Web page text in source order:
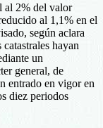
al 2% del valor
al 1,1% en el
según aclara
hayan
un
general, de
entrado en vigor en
diez periodos